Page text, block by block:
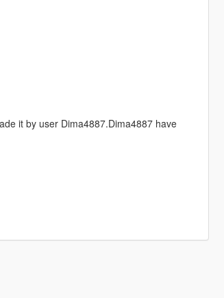
it by user Dima4887.Dima4887 have